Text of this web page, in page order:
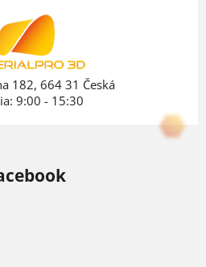
182, 664 31 Česká
9:00 - 15:30